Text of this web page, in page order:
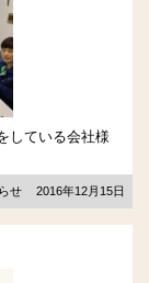
している会社様
せ 2016年12月15日